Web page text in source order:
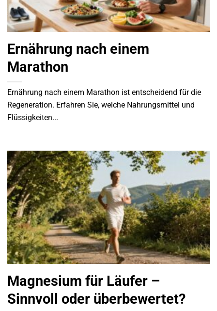
Ernährung nach einem
Marathon
Ernährung nach einem Marathon ist entscheidend für die
Regeneration. Erfahren Sie, welche Nahrungsmittel und
Flüssigkeiten...
Magnesium für Läufer –
Sinnvoll oder überbewertet?